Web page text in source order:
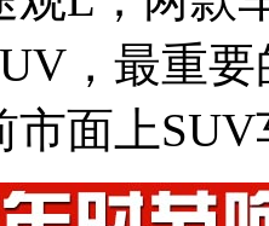
，最重
市面上